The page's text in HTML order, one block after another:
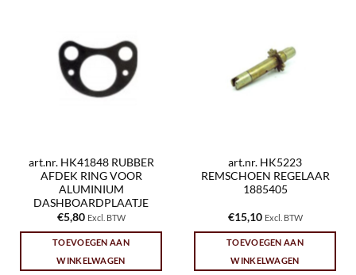
art.nr. HK41848 RUBBER
AFDEK RING VOOR
ALUMINIUM
DASHBOARDPLAATJE
€5,80 Excl. BTW
TOEVOEGEN AAN
WINKELWAGEN
art.nr. HK5223
REMSCHOEN REGELAAR
1885405
€15,10 Excl. BTW
TOEVOEGEN AAN
WINKELWAGEN